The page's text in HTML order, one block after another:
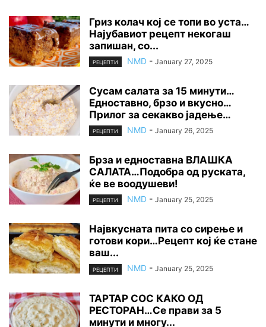
Гриз колач кој се топи во уста…
Најубавиот рецепт некогаш
запишан, со...
РЕЦЕПТИ NMD - January 27, 2025
Сусам салата за 15 минути…
Едноставно, брзо и вкусно…
Прилог за секакво јадење…
РЕЦЕПТИ NMD - January 26, 2025
Брза и едноставна ВЛАШКА
САЛАТА…Подобра од руската,
ќе ве воодушеви!
РЕЦЕПТИ NMD - January 25, 2025
Највкусната пита со сирење и
готови кори…Рецепт кој ќе стане
ваш...
РЕЦЕПТИ NMD - January 25, 2025
ТАРТАР СОС КАКО ОД
РЕСТОРАН…Се прави за 5
минути и многу...